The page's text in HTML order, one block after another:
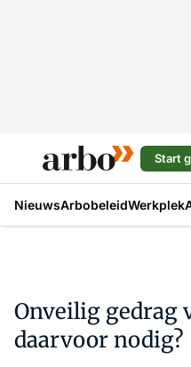
Start
NieuwsArbobeleidWerkplek
Onveilig gedrag
daarvoor nodig?